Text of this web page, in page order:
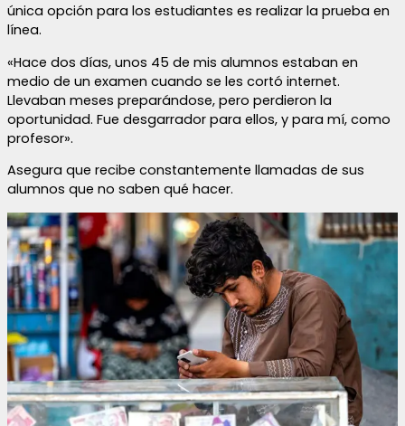
única opción para los estudiantes es realizar la prueba en
línea.
«Hace dos días, unos 45 de mis alumnos estaban en
medio de un examen cuando se les cortó internet.
Llevaban meses preparándose, pero perdieron la
oportunidad. Fue desgarrador para ellos, y para mí, como
profesor».
Asegura que recibe constantemente llamadas de sus
alumnos que no saben qué hacer.